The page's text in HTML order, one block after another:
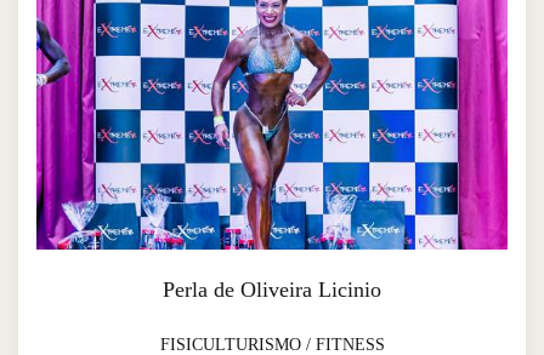
Perla de Oliveira Licinio
FISICULTURISMO / FITNESS